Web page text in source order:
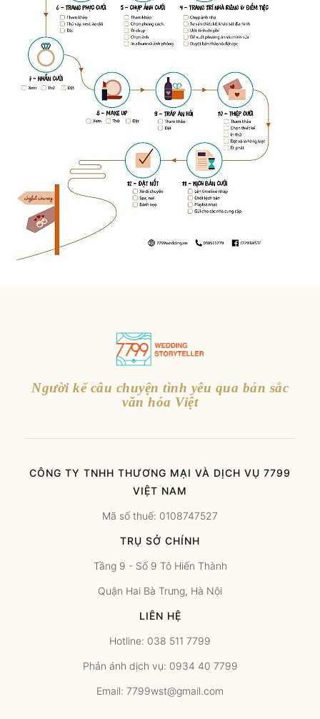
Người kể câu chuyện tình yêu qua bản sắc
văn hóa Việt
CÔNG TY TNHH THƯƠNG MẠI VÀ DỊCH VỤ 7799
VIỆT NAM
Mã số thuế: 0108747527
TRỤ SỞ CHÍNH
Tầng 9 - Số 9 Tô Hiến Thành
Quận Hai Bà Trưng, Hà Nội
LIÊN HỆ
Hotline: 038 511 7799
Phản ánh dịch vụ: 0934 40 7799
Email: 7799wst@gmail.com